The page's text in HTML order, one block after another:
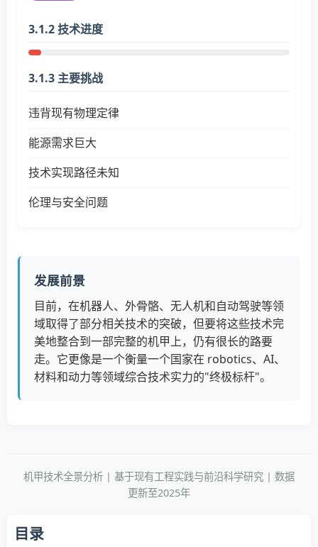
3.1.2 技术进度
3.1.3 主要挑战
违背现有物理定律
能源需求巨大
技术实现路径未知
伦理与安全问题
发展前景
目前，在机器人、外骨骼、无人机和自动驾驶等领
域取得了部分相关技术的突破，但要将这些技术完
美地整合到一部完整的机甲上，仍有很长的路要
走。它更像是一个衡量一个国家在 robotics、AI、
材料和动力等领域综合技术实力的"终极标杆"。
机甲技术全景分析 | 基于现有工程实践与前沿科学研究 | 数据
更新至2025年
目录